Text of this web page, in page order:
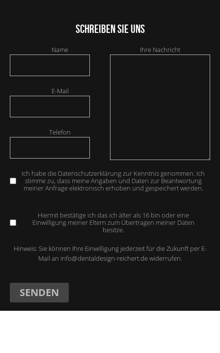
Schreiben Sie uns
Name
E-Mail
Telefon
Ihre Nachricht
Ich habe die Datenschutzerklärung zur Kenntnis genommen. Ich
stimme zu, dass meine Angaben und Daten zur Beantwortung
meiner Anfrage elektronisch erhoben und gespeichert werden.
Hiermit bestätige ich das ich älter als 16 bin oder eine
Einwilligung meiner Eltern zum Übertragen meiner Daten
besitze.
Hinweis: Sie können Ihre Einwilligung jederzeit für die Zukunft per E-
Mail an info@dentaldesign-reichert.dewiderrufen.